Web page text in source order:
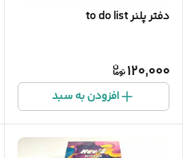
دفتر پلنر to do list
120,000
افزودن به سبد